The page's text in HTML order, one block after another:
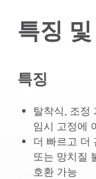
특징
특징
탈착식, 조정
임시 고정에
더 빠르고 더
또는 망치질
호환 가능